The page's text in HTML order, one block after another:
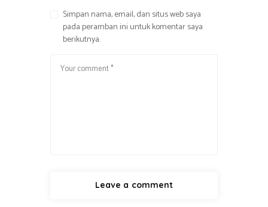
Simpan nama, email, dan situs web saya
pada peramban ini untuk komentar saya
berikutnya.